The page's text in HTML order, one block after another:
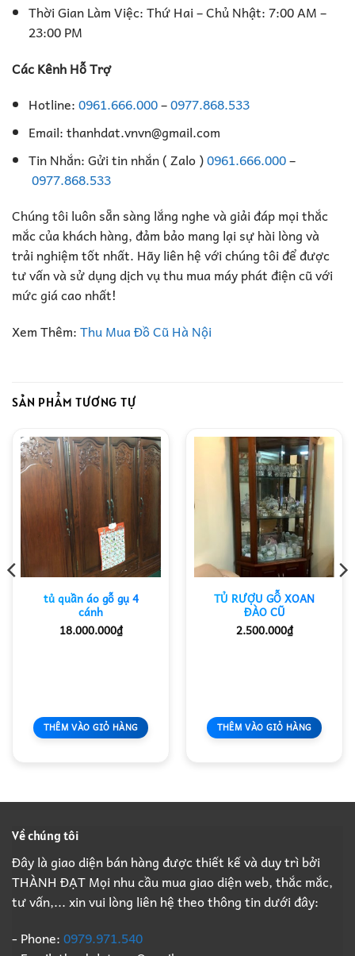
Thời Gian Làm Việc: Thứ Hai – Chủ Nhật: 7:00 AM –
23:00 PM
Các Kênh Hỗ Trợ
Hotline:0961.666.000–0977.868.533
Email: thanhdat.vnvn@gmail.com
Tin Nhắn: Gửi tin nhắn ( Zalo )0961.666.000–
0977.868.533
Chúng tôi luôn sẵn sàng lắng nghe và giải đáp mọi thắc
mắc của khách hàng, đảm bảo mang lại sự hài lòng và
trải nghiệm tốt nhất. Hãy liên hệ với chúng tôi để được
tư vấn và sử dụng dịch vụ thu mua máy phát điện cũ với
mức giá cao nhất!
Xem Thêm:Thu Mua Đồ Cũ Hà Nội
SẢN PHẨM TƯƠNG TỰ
tủ quần áo gỗ gụ 4
cánh
18.000.000₫
THÊM VÀO GIỎ HÀNG
TỦ RƯỢU GỖ XOAN
ĐÀO CŨ
2.500.000₫
THÊM VÀO GIỎ HÀNG
Về chúng tôi
Đây là giao diện bán hàng được thiết kế và duy trì bởi
THÀNH ĐẠT Mọi nhu cầu mua giao diện web, thắc mắc,
tư vấn,... xin vui lòng liên hệ theo thông tin dưới đây:
- Phone:0979.971.540